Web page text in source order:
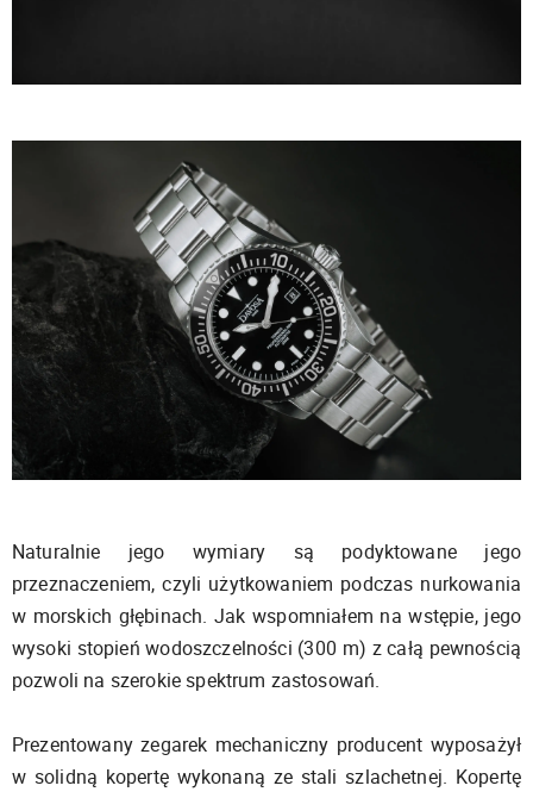
Naturalnie jego wymiary są podyktowane jego
przeznaczeniem, czyli użytkowaniem podczas nurkowania
w morskich głębinach. Jak wspomniałem na wstępie, jego
wysoki stopień wodoszczelności (300 m) z całą pewnością
pozwoli na szerokie spektrum zastosowań.
Prezentowany zegarek mechaniczny producent wyposażył
w solidną kopertę wykonaną ze stali szlachetnej. Kopertę